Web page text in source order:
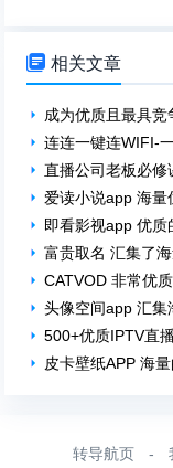
 相关文章
成为优质且最具竞
连连一键连WIFI-
直播公司老板必
爱读小说app 海量
即看影视app 优质
富贵取名 汇集了
CATVOD 非常优
头像空间app 汇集
500+优质IPTV直
皮卡壁纸APP 海
转导航页 -